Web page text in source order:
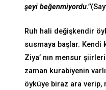
şeyi beğenmiyordu.’’
Ruh hali değişkendir
susmaya başlar. Kendi
Ziya’ nın mensur
zaman kurabiyenin
öyküye biraz ara verip,